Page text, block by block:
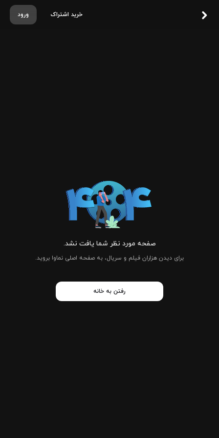
ورود خرید اشتراک
صفحه مورد نظر شما یافت نشد.
برای دیدن هزاران فیلم و سریال، به صفحه اصلی نماوا بروید.
رفتن به خانه